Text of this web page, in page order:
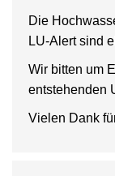
Die
LU-Alert sind
Wir bitten um
entstehenden
Vielen Dank